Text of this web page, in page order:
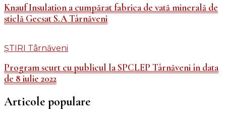
Knauf Insulation a cumpărat fabrica de vată minerală de
sticlă Gecsat S.A Târnăveni
ȘTIRI Târnăveni
Program scurt cu publicul la SPCLEP Târnăveni în data
de 8 iulie 2022
Articole populare